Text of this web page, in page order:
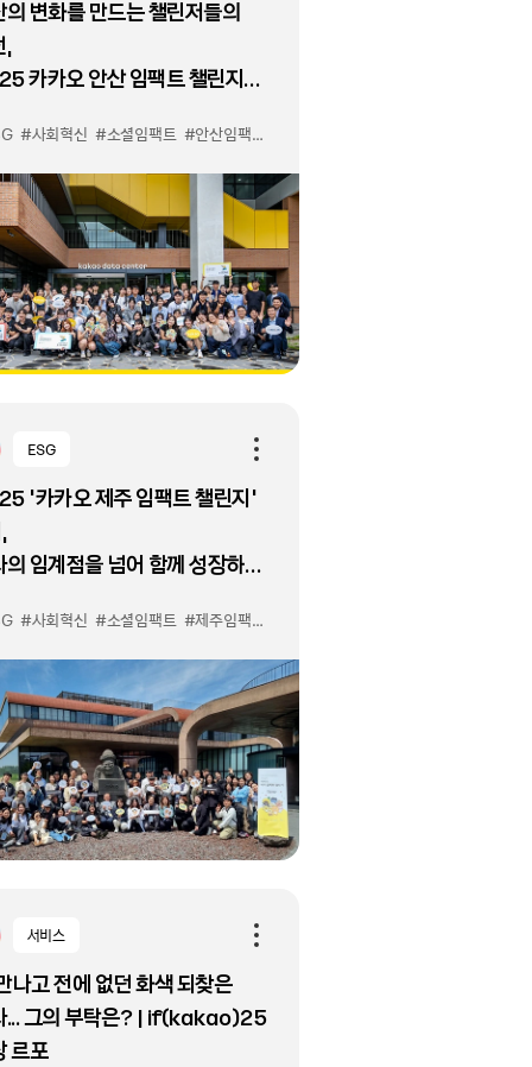
의 변화를 만드는 챌린저들의
,
카카오 안산 임팩트 챌린지
#사회혁신 #소셜임팩트 #안산임팩트챌린지
ESG
'카카오 제주 임팩트 챌린지'
임계점을 넘어 함께 성장하는
#사회혁신 #소셜임팩트 #제주임팩트챌린지
서비스
나고 전에 없던 화색 되찾은
... 그의 부탁은? | if(kakao)25
르포